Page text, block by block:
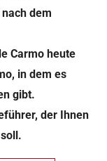
dem
Carmo heute
in dem es
gibt.
der Ihnen